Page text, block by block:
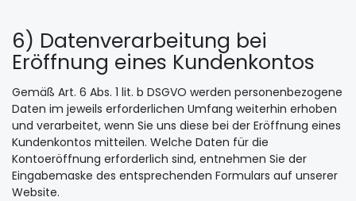
6) Datenverarbeitung bei
Eröffnung eines Kundenkontos
Gemäß Art. 6 Abs. 1 lit. b DSGVO werden personenbezogene
Daten im jeweils erforderlichen Umfang weiterhin erhoben
und verarbeitet, wenn Sie uns diese bei der Eröffnung eines
Kundenkontos mitteilen. Welche Daten für die
Kontoeröffnung erforderlich sind, entnehmen Sie der
Eingabemaske des entsprechenden Formulars auf unserer
Website.